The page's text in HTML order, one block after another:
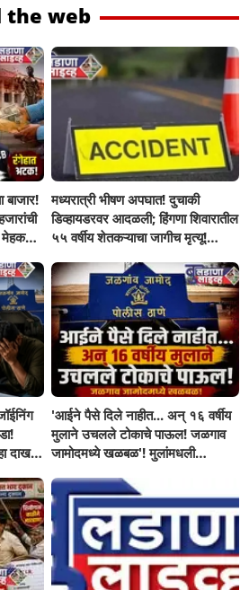
the web
बाजार!
मध्यरात्री भीषण अपघात! दुचाकी
डिव्हायडरवर आदळली; हिंगणा शिवारातील
५५ वर्षीय शेतकऱ्याचा जागीच मृत्यू!
रात्री घरी परतताना घडली दुर्दैवी घटना
दाखल;
'आईने पैसे दिले नाहीत... अन् १६ वर्षीय
मुलाने उचलले टोकाचे पाऊल! जळगाव
जामोदमध्ये खळबळ'! मुलांमधली